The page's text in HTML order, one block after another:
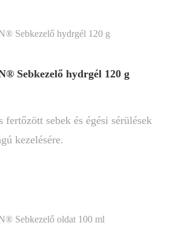
Sebkezelő hydrgél 120 g
sebek és égési sérülések
kezelésére.